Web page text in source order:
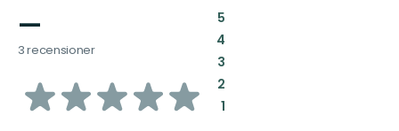
—
3 recensioner
av
5:
4:
3:
2:
1: